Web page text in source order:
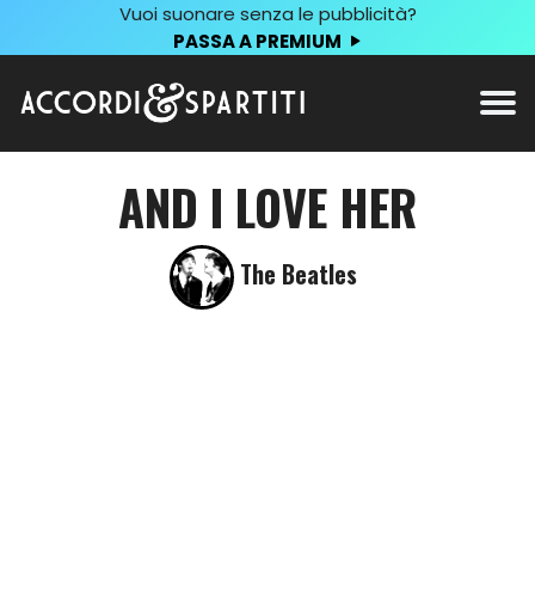
Vuoi suonare senza le pubblicità?
PASSA A PREMIUM
AND I LOVE HER
The Beatles